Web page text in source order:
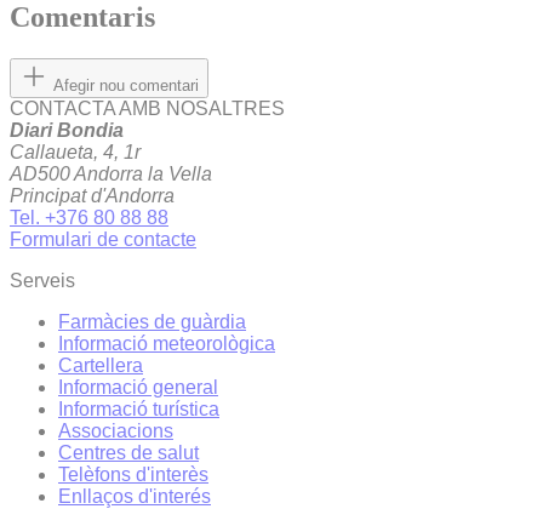
Comentaris
Afegir nou comentari
CONTACTA AMB NOSALTRES
Diari Bondia
Callaueta, 4, 1r
AD500 Andorra la Vella
Principat d'Andorra
Tel. +376 80 88 88
Formulari de contacte
Serveis
Farmàcies de guàrdia
Informació meteorològica
Cartellera
Informació general
Informació turística
Associacions
Centres de salut
Telèfons d'interès
Enllaços d'interés